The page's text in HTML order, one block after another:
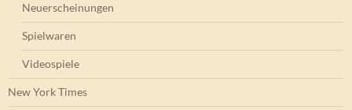
Neuerscheinungen
Spielwaren
Videospiele
New York Times